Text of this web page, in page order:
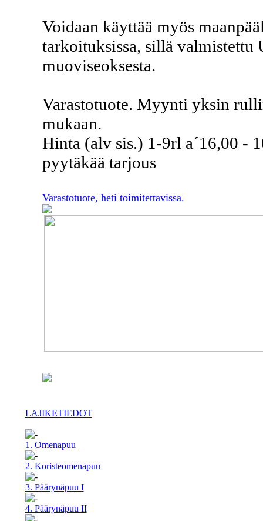
Voidaan käyttää myös
tarkoituksissa, sillä valmistettu
muoviseoksesta.
Varastotuote. Myynti yksin
mukaan.
Hinta (alv sis.) 1-9rl a´16,00 -
pyytäkää tarjous
Varastotuote, heti toimitettavissa.
LAJIKETIEDOT
1. Omenapuu
2. Koristeomenapuu
3. Päärynäpuu I
4. Päärynäpuu II